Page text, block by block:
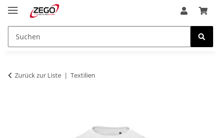
Zurück zur Liste Textilien